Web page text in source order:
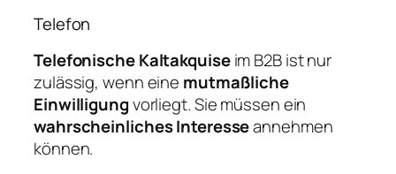
Telefon
Telefonische Kaltakquiseim B2B ist nur
zulässig, wenn eine mutmaßliche
Einwilligungvorliegt. Sie müssen ein
wahrscheinliches Interesseannehmen
können.